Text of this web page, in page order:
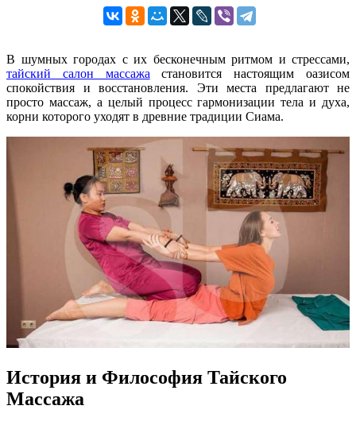
В шумных городах с их бесконечным ритмом и стрессами,
тайский салон массажа становится настоящим оазисом
спокойствия и восстановления. Эти места предлагают не
просто массаж, а целый процесс гармонизации тела и духа,
корни которого уходят в древние традиции Сиама.
История и Философия Тайского
Массажа